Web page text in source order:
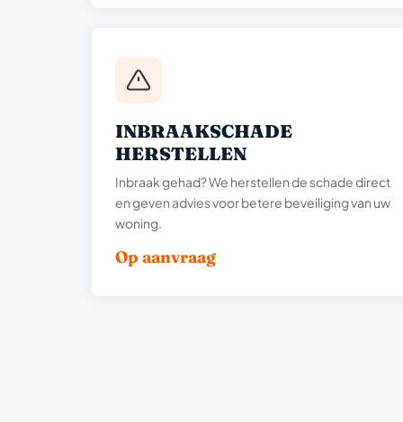
INBRAAKSCHADE
HERSTELLEN
Inbraak gehad? We herstellen de schade direct
en geven advies voor betere beveiliging van uw
woning.
Op aanvraag